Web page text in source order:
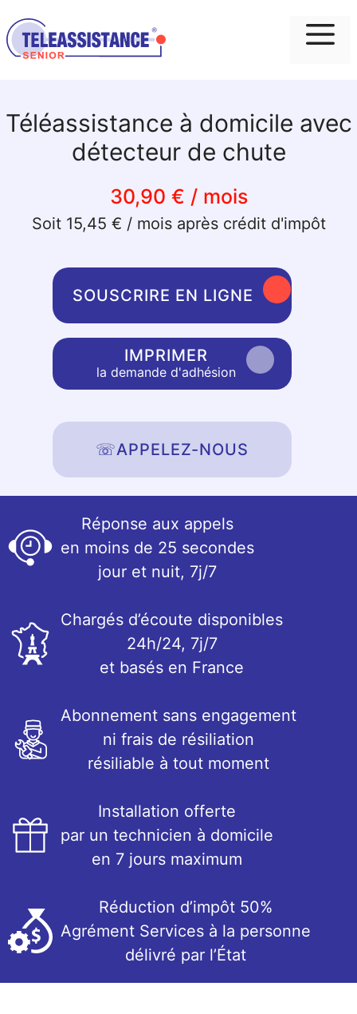
Téléassistance à domicile avec
détecteur de chute
30,90 € / mois
Soit 15,45 € / mois après crédit d'impôt
SOUSCRIRE EN LIGNE
IMPRIMER
la demande d'adhésion
☏APPELEZ-NOUS
Réponse aux appels
en moins de 25 secondes
jour et nuit, 7j/7
Chargés d’écoute disponibles
24h/24, 7j/7
et basés en France
Abonnement sans engagement
ni frais de résiliation
résiliable à tout moment
Installation offerte
par un technicien à domicile
en 7 jours maximum
Réduction d’impôt 50%
Agrément Services à la personne
délivré par l’État